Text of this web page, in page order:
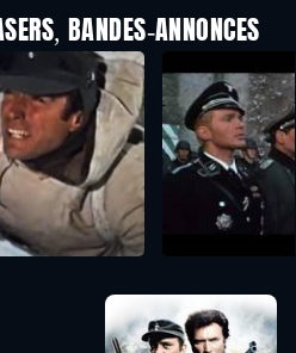
BANDES-ANNONCES